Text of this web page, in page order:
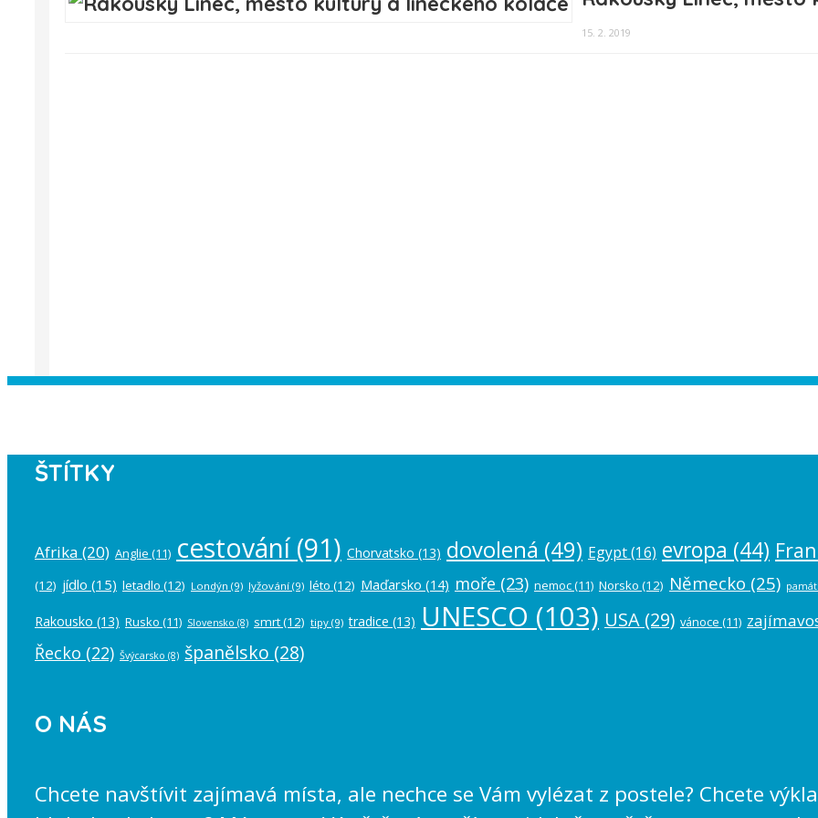
15. 2. 2019
ŠTÍTKY
Afrika (20) Anglie (11) cestování(91) Chorvatsko (13) dovolená (49) Egypt(16) evropa (44)
(12) jídlo (15) letadlo (12) Londýn (9) lyžování (9) léto (12) Maďarsko (14) moře (23) nemoc(11) Norsko (12) Německo (25)
Rakousko (13) Rusko (11) Slovensko (8) smrt(12) tipy (9) tradice (13) UNESCO (103) USA (29) vánoce (11)
Řecko (22) Švýcarsko (8) španělsko (28)
O NÁS
Chcete navštívit zajímavá místa, ale nechce se Vám vylézat z postele? Chcete